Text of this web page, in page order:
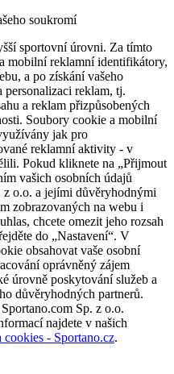
soukromí
sportovní úrovni. Za tímto
mobilní reklamní identifikátory,
a po získání vašeho
personalizaci reklam, tj.
a reklam přizpůsobených
Soubory cookie a mobilní
jak pro
reklamní aktivity - v
Pokud kliknete na „Přijmout
vašich osobních údajů
o.o. a jejími důvěryhodnými
zobrazovaných na webu i
chcete omezit jeho rozsah
do „Nastavení“. V
obsahovat vaše osobní
oprávněný zájem
úrovně poskytování služeb a
důvěryhodných partnerů.
Sp. z o.o.
najdete v našich
cookies - Sportano.cz.